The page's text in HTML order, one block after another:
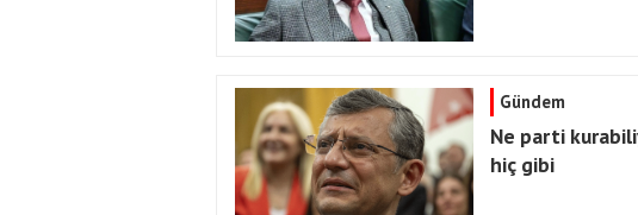
Gündem
Ne parti
hiç gibi